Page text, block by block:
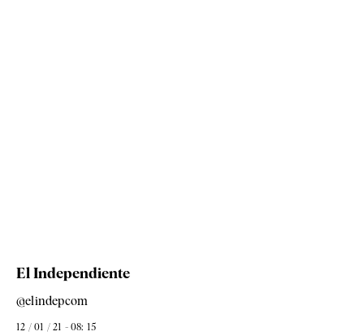
El Independiente
@elindepcom
12 / 01 / 21 - 08: 15